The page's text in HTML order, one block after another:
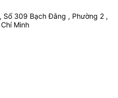
Số 309 Bạch Đằng , Phường 2 ,
Minh